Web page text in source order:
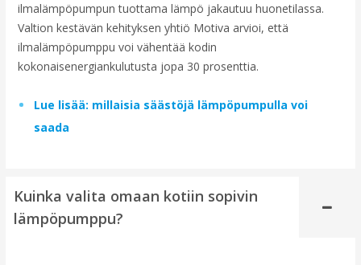
ilmalämpöpumpun tuottama lämpö jakautuu huonetilassa.
Valtion kestävän kehityksen yhtiö Motiva arvioi, että
ilmalämpöpumppu voi vähentää kodin
kokonaisenergiankulutusta jopa 30 prosenttia.
Lue lisää: millaisia säästöjä lämpöpumpulla voi
saada
Kuinka valita omaan kotiin sopivin
lämpöpumppu?